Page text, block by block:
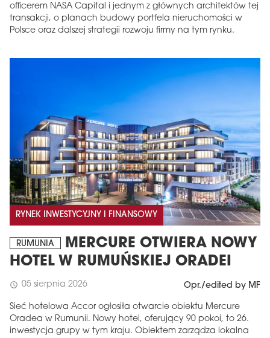
officerem NASA Capital i jednym z głównych architektów tej
transakcji, o planach budowy portfela nieruchomości w
Polsce oraz dalszej strategii rozwoju firmy na tym rynku.
RYNEK INWESTYCYJNY I FINANSOWY
RUMUNIA
MERCURE OTWIERA NOWY
HOTEL W RUMUŃSKIEJ ORADEI
schedule 05 sierpnia 2026 Opr./edited by MF
Sieć hotelowa Accor ogłosiła otwarcie obiektu Mercure
Oradea w Rumunii. Nowy hotel, oferujący 90 pokoi, to 26.
inwestycja grupy w tym kraju. Obiektem zarządza lokalna